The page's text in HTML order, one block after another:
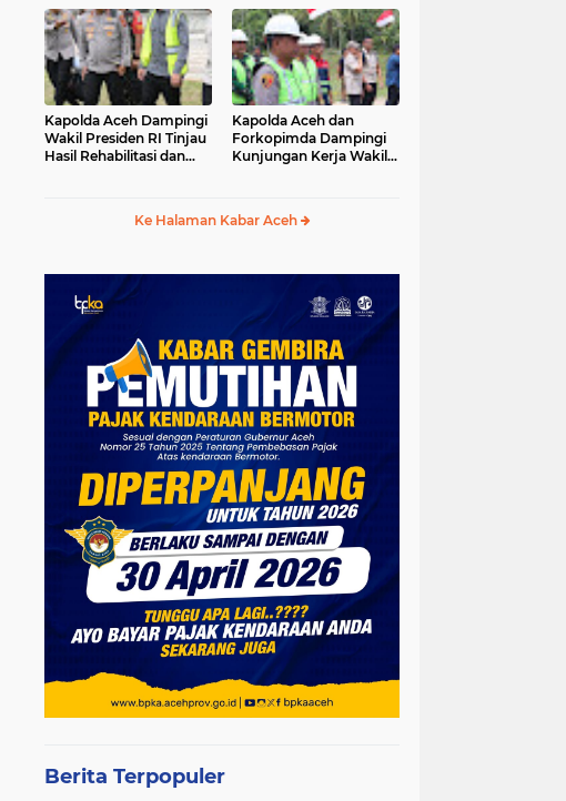
Kapolda Aceh Dampingi
Wakil Presiden RI Tinjau
Hasil Rehabilitasi dan
Kapolda Aceh dan
Forkopimda Dampingi
Kunjungan Kerja Wakil
Ke Halaman Kabar Aceh
Berita Terpopuler